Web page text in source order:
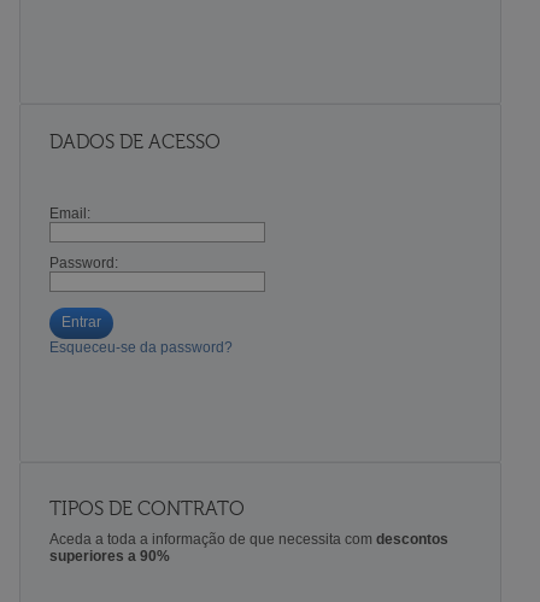
DADOS DE ACESSO
Email:
Password:
Entrar
Esqueceu-se da password?
TIPOS DE CONTRATO
Aceda a toda a informação de que necessita com descontos
superiores a 90%